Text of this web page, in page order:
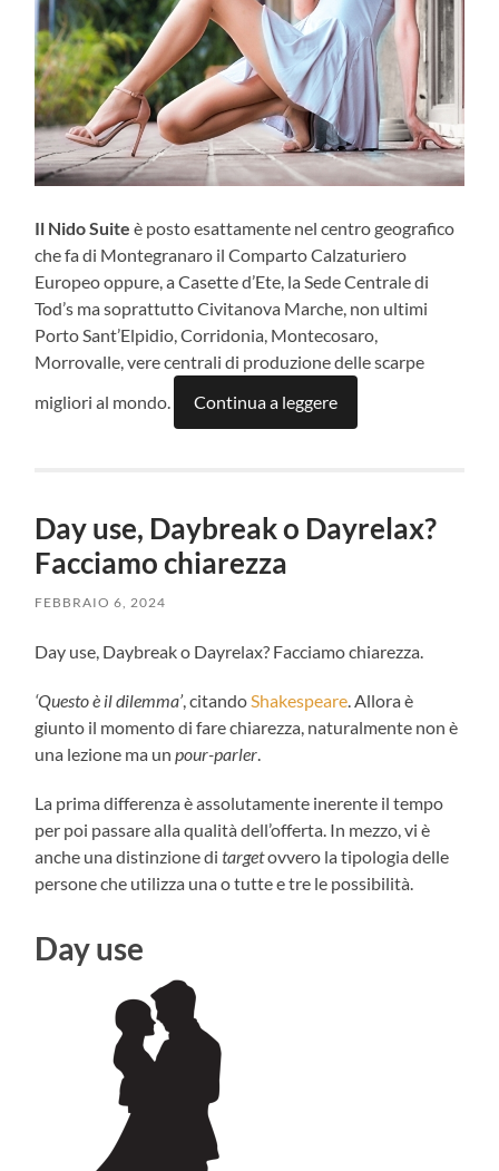
Il Nido Suite è posto esattamente nel centro geografico
che fa di Montegranaro il Comparto Calzaturiero
Europeo oppure, a Casette d’Ete, la Sede Centrale di
Tod’s ma soprattutto Civitanova Marche, non ultimi
Porto Sant’Elpidio, Corridonia, Montecosaro,
Morrovalle, vere centrali di produzione delle scarpe
migliori al mondo.
Continua a leggere
Day use, Daybreak o Dayrelax?
Facciamo chiarezza
FEBBRAIO 6, 2024
Day use, Daybreak o Dayrelax? Facciamo chiarezza.
‘Questo è il dilemma’, citando Shakespeare . Allora è
giunto il momento di fare chiarezza, naturalmente non è
una lezione ma un pour-parler
La prima differenza è assolutamente inerente il tempo
per poi passare alla qualità dell’offerta. In mezzo, vi è
anche una distinzione ditargetovvero la tipologia delle
persone che utilizza una o tutte e tre le possibilità.
Day use